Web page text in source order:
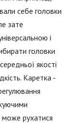
себе головки
зате
і
головки
якості
Каретка -
може рухатися